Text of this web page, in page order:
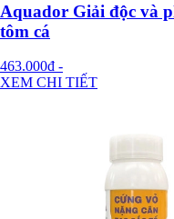
Aquador Giải độc và
tôm cá
463.000đ -
XEM CHI TIẾT